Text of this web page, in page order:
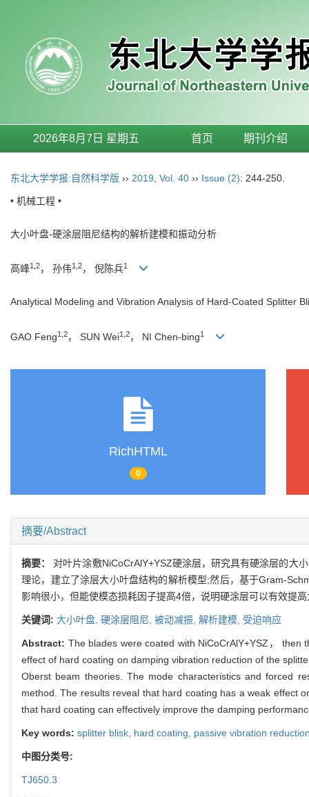
2026年8月7日 星期五 首页 期刊介绍
东北大学学报:自然科学版 ›› 2019 Vol. 40 ›› Issue (2): 244-250.
• 机械工程 •
大小叶盘-硬涂层阻尼结构的解析建模和振动分析
高峰1,2， 孙伟1,2， 倪陈兵1
Analytical Modeling and Vibration Analysis of Hard-Coated Splitter
GAO Feng1,2， SUN Wei1,2， NI Chen-bing1
RichHTML
0
摘要/Abstract
摘要： 对叶片涂敷NiCoCrAlY+YSZ硬涂层，研究具有硬涂层的大
理论，建立了涂层大小叶盘结构的解析模型;然后，基于Gram-
影响很小，但能使模态损耗因子提高4倍，说明硬涂层可以有效提
关键词: 大小叶盘, 硬涂层阻尼, 被动减振, 解析建模, 受迫响应
Abstract: The blades were coated with NiCoCrAlY+YSZ，
effect of hard coating on damping vibration reduction of the
Oberst beam theories. The mode characteristics and forced
method. The results reveal that hard coating has a weak effect
that hard coating can effectively improve the damping
Key words: splitter blisk, hard coating, passive vibration
中图分类号:
TJ650.3